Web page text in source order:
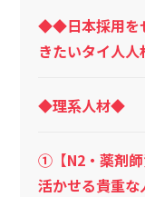
◆◆日本採用を
きたいタイ人
◆理系人材◆
①【N2・薬剤
活かせる貴重な